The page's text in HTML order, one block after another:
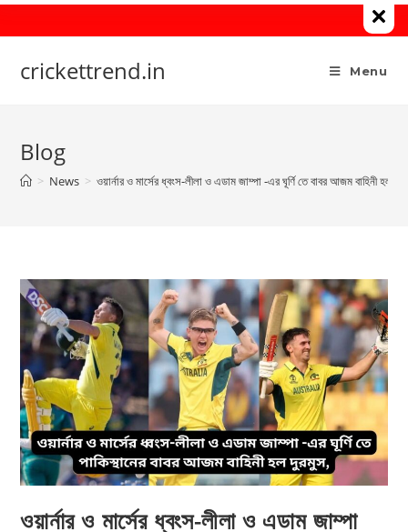
Skip
to
crickettrend.in Menu
Blog
> News > ওয়ার্নার ও মার্সের ধ্বংস-লীলা ও এডাম জাম্পা -এর ঘূর্ণি তে বাবর আজম বাহিনী
ওয়ার্নার ও মার্সের ধ্বংস-লীলা ও এডাম জাম্পা